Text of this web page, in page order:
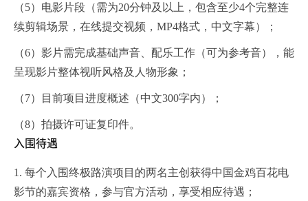
（5）电影片段（需为20分钟及以上，包含至少4个完整连
续剪辑场景，在线提交视频，MP4格式，中文字幕）；
（6）影片需完成基础声音、配乐工作（可为参考音），能
呈现影片整体视听风格及人物形象；
（7）目前项目进度概述（中文300字内）；
（8）拍摄许可证复印件。
入围待遇
1. 每个入围终极路演项目的两名主创获得中国金鸡百花电
影节的嘉宾资格，参与官方活动，享受相应待遇；